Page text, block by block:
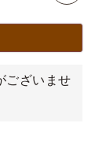
ございませ